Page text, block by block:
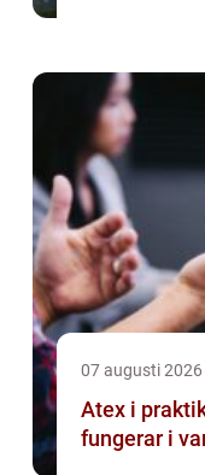
07 augusti 2026
Atex i
fungerar i